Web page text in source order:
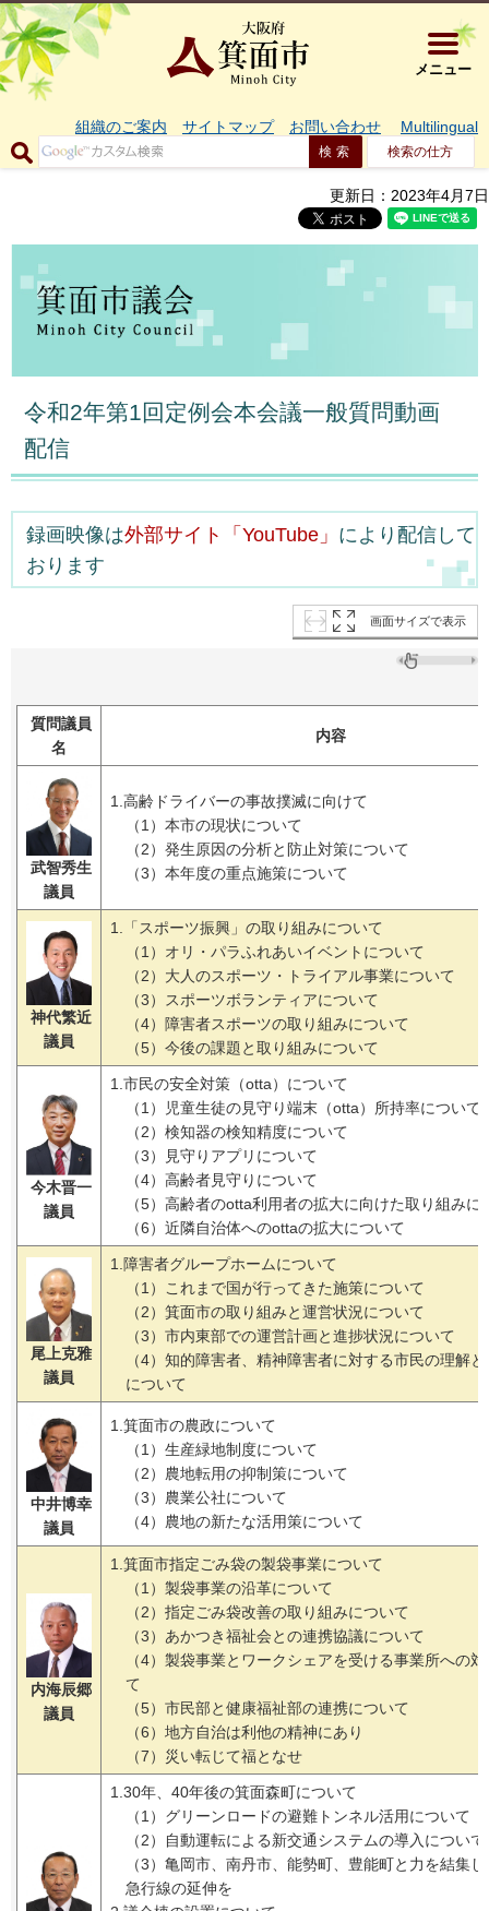
大阪府箕
メニュー
組織のご案内 サイトマップ お問い合わせ Multilingual
検索の仕方
更新日：2023年4月7日
令和2年第1回定例会本会議一般質問動画
配信
録画映像は外部サイト「YouTube」 により配信して
おります
画面サイズで表示
質問議員
名
内容
武智秀生
議員
1.高齢ドライバーの事故撲滅に向けて
（1）本市の現状について
（2）発生原因の分析と防止対策について
（3）本年度の重点施策について
神代繁近
議員
1.「スポーツ振興」の取り組みについて
（1）オリ・パラふれあいイベントについて
（2）大人のスポーツ・トライアル事業について
（3）スポーツボランティアについて
（4）障害者スポーツの取り組みについて
（5）今後の課題と取り組みについて
今木晋一
議員
1.市民の安全対策（otta）について
（1）児童生徒の見守り端末（otta）所持率について
（2）検知器の検知精度について
（3）見守りアプリについて
（4）高齢者見守りについて
（5）高齢者のotta利用者の拡大に向けた取り組みに
（6）近隣自治体へのottaの拡大について
尾上克雅
議員
1.障害者グループホームについて
（1）これまで国が行ってきた施策について
（2）箕面市の取り組みと運営状況について
（3）市内東部での運営計画と進捗状況について
（4）知的障害者、精神障害者に対する市民の理解
について
中井博幸
議員
1.箕面市の農政について
（1）生産緑地制度について
（2）農地転用の抑制策について
（3）農業公社について
（4）農地の新たな活用策について
内海辰郷
議員
1.箕面市指定ごみ袋の製袋事業について
（1）製袋事業の沿革について
（2）指定ごみ袋改善の取り組みについて
（3）あかつき福祉会との連携協議について
（4）製袋事業とワークシェアを受ける事業所への
て
（5）市民部と健康福祉部の連携について
（6）地方自治は利他の精神にあり
（7）災い転じて福となせ
1.30年、40年後の箕面森町について
（1）グリーンロードの避難トンネル活用について
（2）自動運転による新交通システムの導入について
（3）亀岡市、南丹市、能勢町、豊能町と力を結集
急行線の延伸を